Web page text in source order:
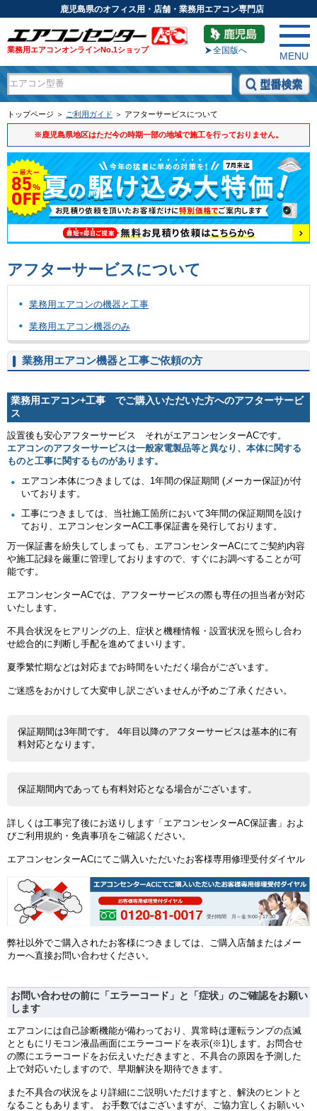
鹿児島県のオフィス用・店舗・業務用エアコン専門店
業務用エアコンオンラインNo.1ショップ 全国版へ
MENU
トップページ ＞ ご利用ガイド ＞ アフターサービスについて
※鹿児島県地区はただ今の時期一部の地域で施工を行っておりません。
アフターサービスについて
業務用エアコンの機器と工事
業務用エアコン機器のみ
業務用エアコン機器と工事ご依頼の方
業務用エアコン+工事 でご購入いただいた方へのアフターサービ
ス
設置後も安心アフターサービス それがエアコンセンターACです。
エアコンのアフターサービスは一般家電製品等と異なり、本体に関する
ものと工事に関するものがあります。
エアコン本体につきましては、1年間の保証期間 (メーカー保証)が付
いております。
工事につきましては、当社施工箇所において3年間の保証期間を設け
ており、エアコンセンターAC工事保証書を発行しております。
万一保証書を紛失してしまっても、エアコンセンターACにてご契約内容
や施工記録を厳重に管理しておりますので、すぐにお調べすることが可
能です。
エアコンセンターACでは、アフターサービスの際も専任の担当者が対応
いたします。
不具合状況をヒアリングの上、症状と機種情報・設置状況を照らし合わ
せ総合的に判断し手配を進めてまいります。
夏季繁忙期などは対応までお時間をいただく場合がございます。
ご迷惑をおかけして大変申し訳ございませんが予めご了承ください。
保証期間は3年間です。 4年目以降のアフターサービスは基本的に有
料対応となります。
保証期間内であっても有料対応となる場合がございます。
詳しくは工事完了後にお送りします「エアコンセンターAC保証書」およ
びご利用規約・免責事項をご確認ください。
エアコンセンターACにてご購入いただいたお客様専用修理受付ダイヤル
受付時間 月～金 9:00～17:30
弊社以外でご購入されたお客様につきましては、ご購入店舗またはメー
カーへ直接お問い合わせください。
お問い合わせの前に「エラーコード」と「症状」のご確認をお願い
します
エアコンには自己診断機能が備わっており、異常時は運転ランプの点滅
とともにリモコン液晶画面にエラーコードを表示(※1)します。お問合せ
の際にエラーコードをお伝えいただきますと、不具合の原因を予測した
上で対応いたしますので、早期解決を期待できます。
また不具合の状況をより詳細にご説明いただけますと、解決のヒントと
なることもあります。 お手数ではございますが、ご協力宜しくお願いい